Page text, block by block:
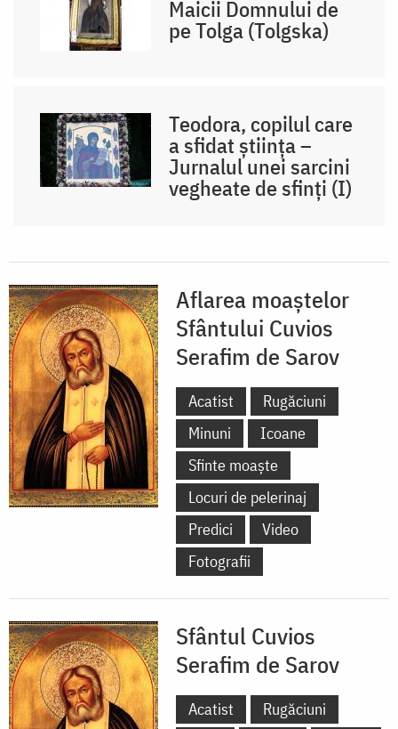
Maicii Domnului de
pe Tolga (Tolgska)
Teodora, copilul care
a sfidat știința –
Jurnalul unei sarcini
vegheate de sfinți (I)
Aflarea moaștelor
Sfântului Cuvios
Serafim de Sarov
Acatist
Rugăciuni
Minuni
Icoane
Sfinte moaște
Locuri de pelerinaj
Predici
Video
Fotografii
Sfântul Cuvios
Serafim de Sarov
Acatist
Rugăciuni